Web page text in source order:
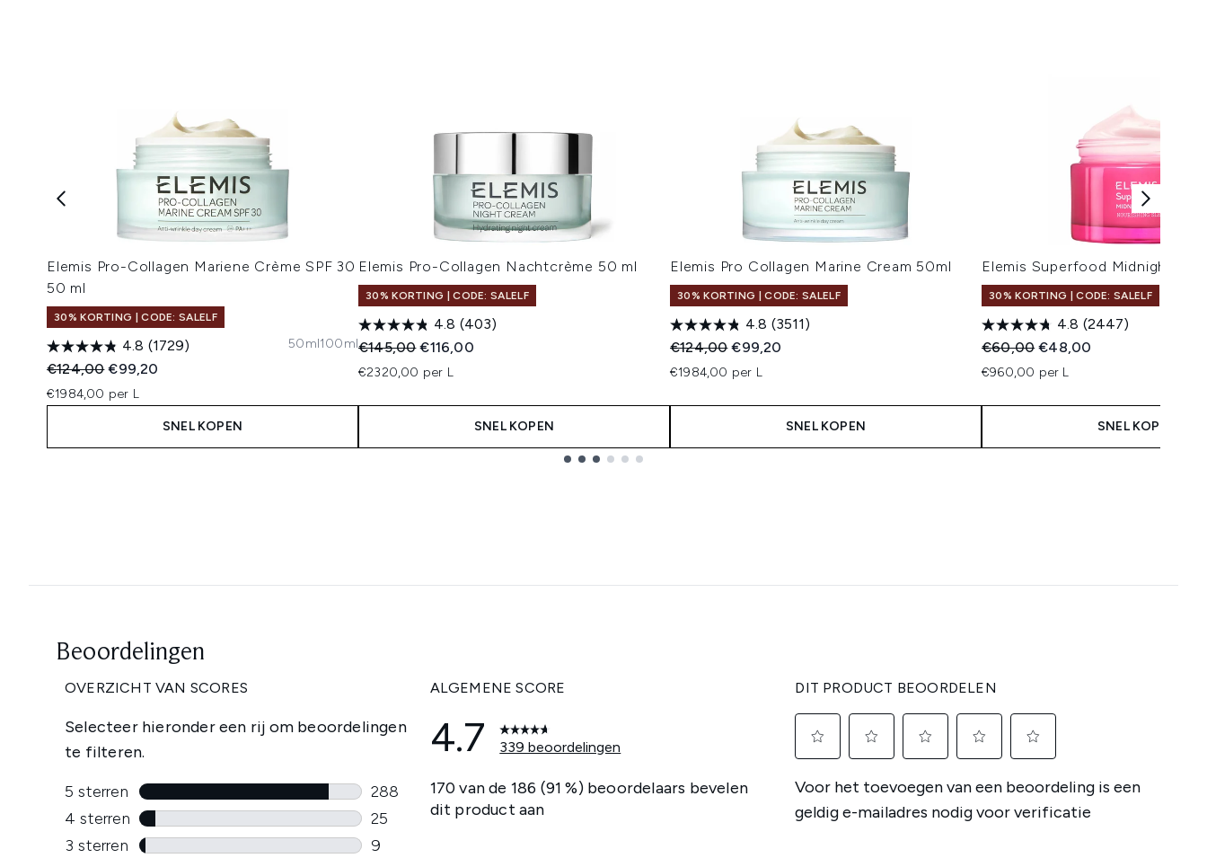
Elemis Pro-Collagen Mariene Crème SPF 30
50 ml
30% KORTING | CODE: SALELF
4.8 (1729)
Recommended Retail Price:
€124,00Huidige prijs:
€99,20
€1984,00 per L
50ml100ml
SNEL KOPEN
Elemis Pro-Collagen Nachtcrème 50 ml
30% KORTING | CODE: SALELF
4.8 (403)
Recommended Retail Price:
€145,00Huidige prijs:
€116,00
€2320,00 per L
SNEL KOPEN
Elemis Pro Collagen Marine Cream 50ml
30% KORTING | CODE: SALELF
4.8 (3511)
Recommended Retail Price:
€124,00Huidige prijs:
€99,20
€1984,00 per L
SNEL KOPEN
Elemis Superfood Midnight
30% KORTING | CODE: SALELF
4.8 (2447)
Recommended Retail Price:
€60,00Huidige prijs:
€48,00
€960,00 per L
SNEL KOPEN